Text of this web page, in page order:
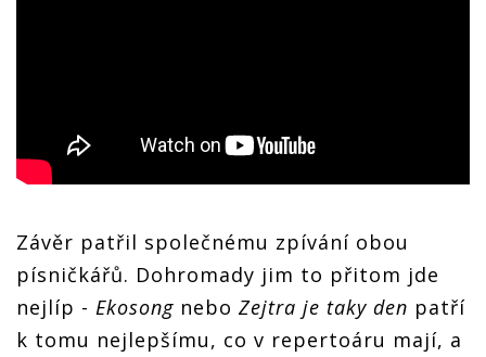
Závěr patřil společnému zpívání obou
písničkářů. Dohromady jim to přitom jde
nejlíp - Ekosong nebo Zejtra je taky den patří
k tomu nejlepšímu, co v repertoáru mají, a